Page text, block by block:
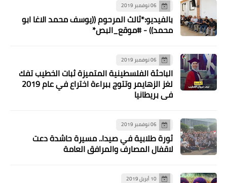
ليفربول يحاول خطف مويسيس كايسيدو
من أنياب تشيلسي
06 نوفمبر 2019
بالفيديو:*ثالث المرحوم ((يوسف محمد الاغا ابو
محمد)) - #موقع_البص*
06 نوفمبر 2019
الباحثة الفلسطينية المتميزة ثبات الخطيب تفك
لغز الزهايمر وتتوج ببراءة اختراع في عام 2019
في بريطانيا
06 نوفمبر 2019
ثورة طلابية في صيدا.. مسيرة حاشدة دعت
لاقفال المصارف والمرافق العامة
10 أبريل 2019